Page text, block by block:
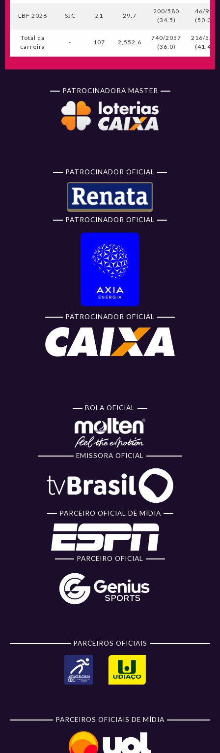
LBF 2026 SJC 21 29.7
200/580
(34.5)
46/92
(50.0)
Total da
carreira
- 107 2,552.6
740/2057
(36.0)
216/522
(41.4)
PATROCINADORA MASTER
PATROCINADOR OFICIAL
PATROCINADOR OFICIAL
PATROCINADOR OFICIAL
BOLA OFICIAL
EMISSORA OFICIAL
PARCEIRO OFICIAL DE MÍDIA
PARCEIRO OFICIAL
PARCEIROS OFICIAIS
PARCEIROS OFICIAIS DE MÍDIA